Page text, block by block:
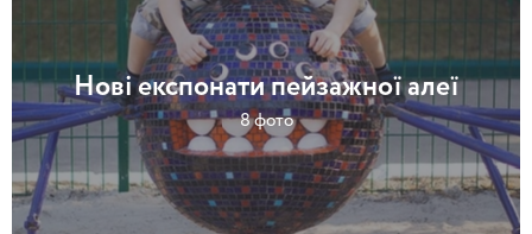
Нові експонати пейзажної алеї
8 фото